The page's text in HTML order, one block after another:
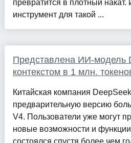
превратится в плотный
инструмент для такой ...
Представлена ИИ-модель
контекстом в 1 млн.
Китайская компания
предварительную версию
V4. Пользователи уже могут
новые возможности и